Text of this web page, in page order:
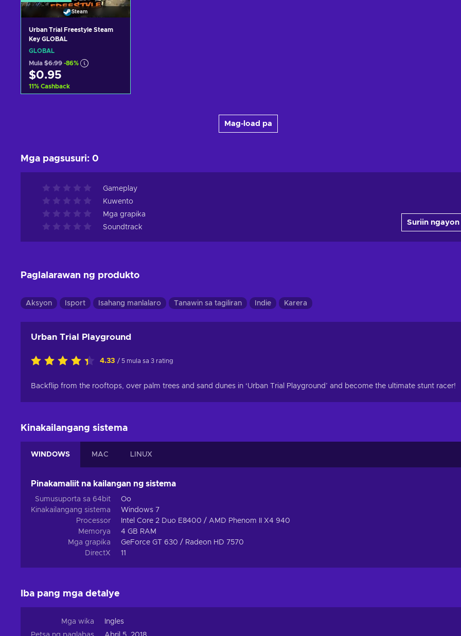
Steam
Urban Trial Freestyle Steam
Key GLOBAL
GLOBAL
Mula $6.99 -86%
$0.95
11% Cashback
Mag-load pa
Mga pagsusuri: 0
Gameplay
Kuwento
Mga grapika
Soundtrack
Suriin ngayon
Paglalarawan ng produkto
Aksyon Isport Isahang manlalaro Tanawin sa tagiliran Indie Karera
Urban Trial Playground
4.33 / 5 mula sa 3 rating
Backflip from the rooftops, over palm trees and sand dunes in ‘Urban Trial Playground’ and become the ultimate stunt racer!
Kinakailangang sistema
WINDOWS MAC LINUX
Pinakamaliit na kailangan ng sistema
Sumusuporta sa 64bit
Oo
Kinakailangang sistema
Windows 7
Processor
Intel Core 2 Duo E8400 / AMD Phenom II X4 940
Memorya
4 GB RAM
Mga grapika
GeForce GT 630 / Radeon HD 7570
DirectX
11
Iba pang mga detalye
Mga wika
Ingles